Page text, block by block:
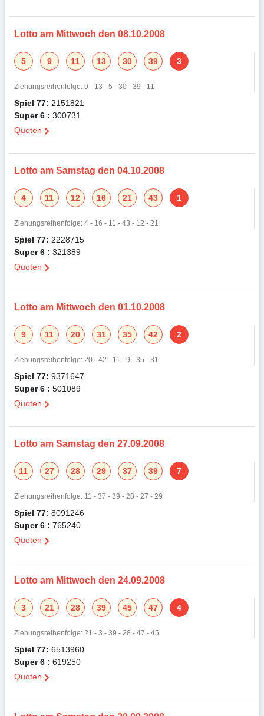
Lotto am Mittwoch den 08.10.2008
5 9 11 13 30 39 3
Ziehungsreihenfolge: 9 - 13 - 5 - 30 - 39 - 11
Spiel 77: 2151821
Super 6 : 300731
Quoten
Lotto am Samstag den 04.10.2008
4 11 12 16 21 43 1
Ziehungsreihenfolge: 4 - 16 - 11 - 43 - 12 - 21
Spiel 77: 2228715
Super 6 : 321389
Quoten
Lotto am Mittwoch den 01.10.2008
9 11 20 31 35 42 2
Ziehungsreihenfolge: 20 - 42 - 11 - 9 - 35 - 31
Spiel 77: 9371647
Super 6 : 501089
Quoten
Lotto am Samstag den 27.09.2008
11 27 28 29 37 39 7
Ziehungsreihenfolge: 11 - 37 - 39 - 28 - 27 - 29
Spiel 77: 8091246
Super 6 : 765240
Quoten
Lotto am Mittwoch den 24.09.2008
3 21 28 39 45 47 4
Ziehungsreihenfolge: 21 - 3 - 39 - 28 - 47 - 45
Spiel 77: 6513960
Super 6 : 619250
Quoten